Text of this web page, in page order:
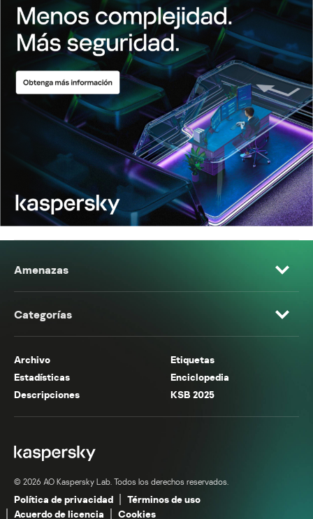
Amenazas
Categorías
Archivo
Etiquetas
Estadísticas
Enciclopedia
Descripciones
KSB 2025
© 2026 AO Kaspersky Lab. Todos los derechos reservados.
Política de privacidad
Términos de uso
Acuerdo de licencia
Cookies